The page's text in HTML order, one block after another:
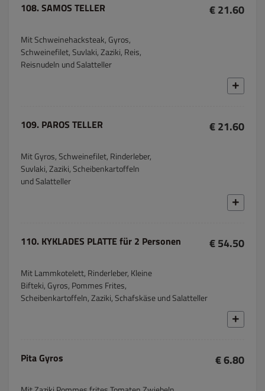
108. SAMOS TELLER € 21.60
Mit Schweinehacksteak, Gyros,
Schweinefilet, Suvlaki, Zaziki, Reis,
Reisnudeln und Salatteller
109. PAROS TELLER € 21.60
Mit Gyros, Schweinefilet, Rinderleber,
Suvlaki, Zaziki, Scheibenkartoffeln
und Salatteller
110. KYKLADES PLATTE für 2 Personen € 54.50
Mit Lammkotelett, Rinderleber, Kleine
Bifteki, Gyros, Pommes Frites,
Scheibenkartoffeln, Zaziki, Schafskäse und Salatteller
Pita Gyros € 6.80